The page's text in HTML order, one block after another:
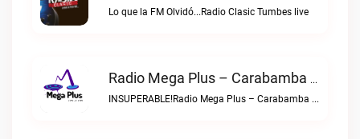
Lo que la FM Olvidó...Radio Clasic Tumbes live
Radio Mega Plus – Carabamba Live
INSUPERABLE!Radio Mega Plus – Carabamba live